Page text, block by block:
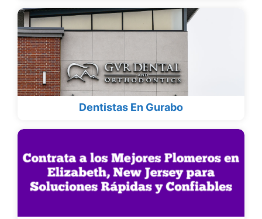
Dentistas En Gurabo